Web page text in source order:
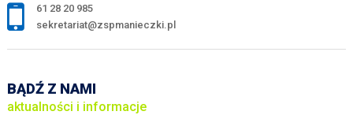
61 28 20 985
sekretariat@zspmanieczki.pl
BĄDŹ Z NAMI
aktualności i informacje